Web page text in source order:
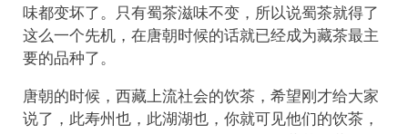
味都变坏了。只有蜀茶滋味不变，所以说蜀茶就得了
这么一个先机，在唐朝时候的话就已经成为藏茶最主
要的品种了。
唐朝的时候，西藏上流社会的饮茶，希望刚才给大家
说了，此寿州也，此湖湖也，你就可见他们的饮茶，